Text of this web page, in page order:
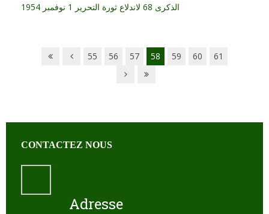
الذكرى 68 لاندلاع ثورة التحرير 1 نوفمبر 1954
55 56 57 58 59 60 61
CONTACTEZ NOUS
Adresse